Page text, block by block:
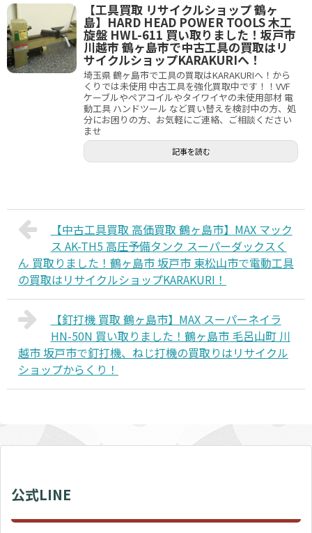
【工具買取 リサイクルショップ 鶴ヶ
島】HARD HEAD POWER TOOLS 木工
旋盤 HWL-611 買い取りました！坂戸市
川越市 鶴ヶ島市で中古工具の買取はリ
サイクルショップKARAKURIへ！
埼玉県 鶴ヶ島市で工具の買取はKARAKURIへ！から
くりでは未使用 中古工具を強化買取中です！！VVF
ケーブルやペアコイルやタイワイヤの未使用部材 電
動工具 ハンドツール など買い替えを検討中の方、処
分にお困りの方、お気軽にご連絡、ご相談ください
ませ
記事を読む
【中古工具買取 高価買取 鶴ヶ島市】MAX マック
ス AK-TH5 高圧予備タンク スーパーダックスく
ん 買取りました！鶴ヶ島市 坂戸市 東松山市で電動工具
の買取はリサイクルショップKARAKURI！
【釘打機 買取 鶴ヶ島市】MAX スーパーネイラ
HN-50N 買い取りました！鶴ヶ島市 毛呂山町 川
越市 坂戸市で釘打機、ねじ打機の買取りはリサイクル
ショップからくり！
公式LINE